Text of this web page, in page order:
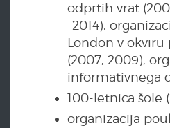
odprtih vrat
-2014),
London v
(2007, 2009),
informativnega
100-letnica šole
organizacija